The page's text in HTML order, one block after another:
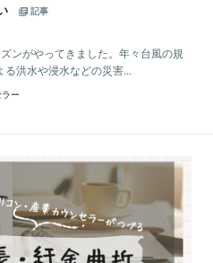
記事
ンがやってきました。年々台風の規
洪水や浸水などの災害...
ー